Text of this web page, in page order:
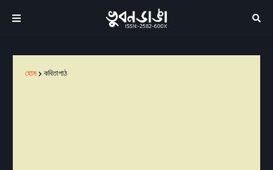
হোম কবিতাপাঠ